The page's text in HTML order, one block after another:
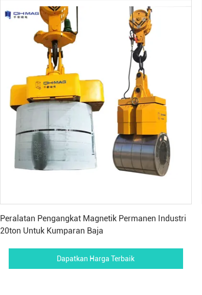
Peralatan Pengangkat Magnetik Permanen Industri
20ton Untuk Kumparan Baja
Dapatkan Harga Terbaik